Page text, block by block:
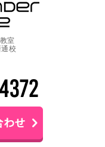
室
校